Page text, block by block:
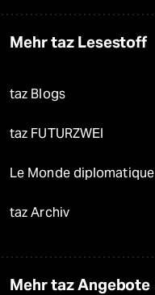
Mehr taz Lesestoff
taz Blogs
taz FUTURZWEI
Le Monde diplomatique
taz Archiv
Mehr taz Angebote